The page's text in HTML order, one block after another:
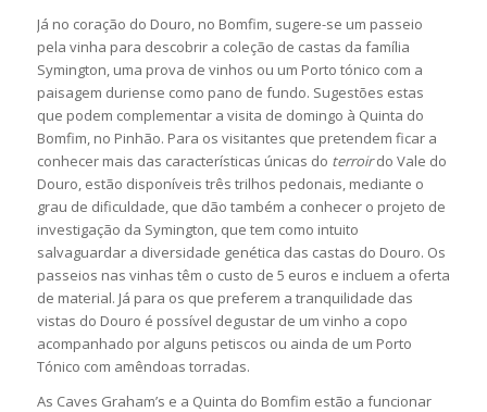
Já no coração do Douro, no Bomfim, sugere-se um passeio
pela vinha para descobrir a coleção de castas da família
Symington, uma prova de vinhos ou um Porto tónico com a
paisagem duriense como pano de fundo. Sugestões estas
que podem complementar a visita de domingo à Quinta do
Bomfim, no Pinhão. Para os visitantes que pretendem ficar a
conhecer mais das características únicas do terroirdo Vale do
Douro, estão disponíveis três trilhos pedonais, mediante o
grau de dificuldade, que dão também a conhecer o projeto de
investigação da Symington, que tem como intuito
salvaguardar a diversidade genética das castas do Douro. Os
passeios nas vinhas têm o custo de 5 euros e incluem a oferta
de material. Já para os que preferem a tranquilidade das
vistas do Douro é possível degustar de um vinho a copo
acompanhado por alguns petiscos ou ainda de um Porto
Tónico com amêndoas torradas.
As Caves Graham’s e a Quinta do Bomfim estão a funcionar